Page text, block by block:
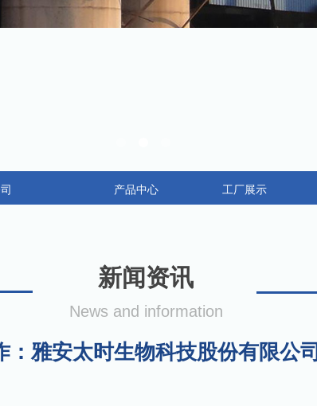
产品中心 工厂展示
新闻资讯
News and information
：雅安太时生物科技股份有限公司